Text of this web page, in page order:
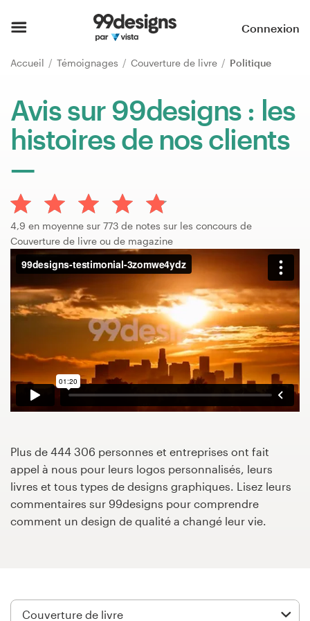
Connexion
Accueil Témoignages Couverture de livre Politique
Avis sur 99designs : les
histoires de nos clients
4,9 en moyenne sur 773 de notes sur les concours de
Couverture de livre ou de magazine
Plus de 444 306 personnes et entreprises ont fait
appel à nous pour leurs logos personnalisés, leurs
livres et tous types de designs graphiques. Lisez leurs
commentaires sur 99designs pour comprendre
comment un design de qualité a changé leur vie.
Parcourir les catégories
Trouver un designer
Inspiration
99designs Pro
Services
design
Concours de design
Projets 1-1
Trouver un designer
99designs Studio
99designs Pro
design